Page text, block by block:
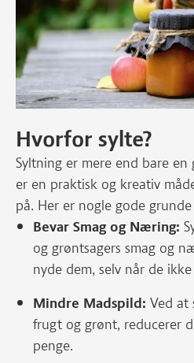
Hvorfor sylte?
Syltning er mere end bare
er en praktisk og kreativ
på. Her er nogle gode
Bevar Smag og Næring:
og grøntsagers smag og
nyde dem, selv når de
Mindre Madspild: Ved at
frugt og grønt, reducerer
penge.